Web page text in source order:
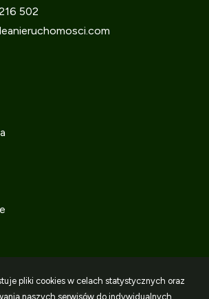
502
pliki cookies w celach statystycznych oraz
naszych serwisów do indywidualnych